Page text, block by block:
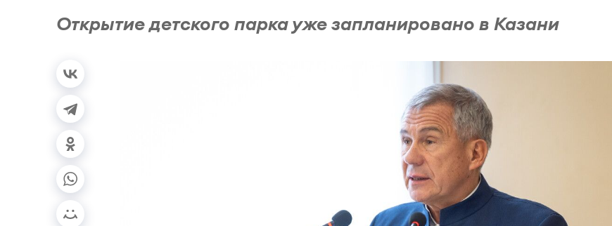
Открытие детского парка уже запланировано в Казани